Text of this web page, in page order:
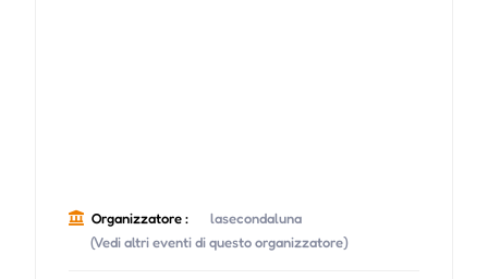
Organizzatore :
lasecondaluna
(Vedi altri eventi di questo organizzatore)